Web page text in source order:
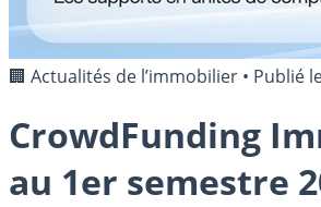
🏢 Actualités de l’immobilier • Publié
CrowdFunding
au 1er semestre